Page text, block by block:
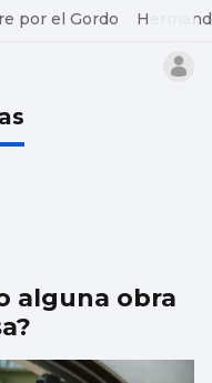
por el Gordo
alguna obra